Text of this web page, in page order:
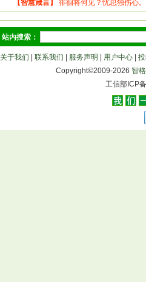
站内搜索：
关于我们 联系我们 服务声明 用户中心
Copyright©2009-2026 智
工信部ICP